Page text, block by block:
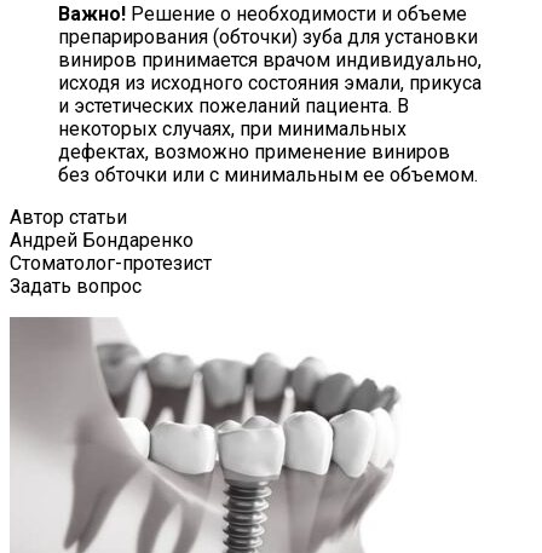
Важно! Решение о необходимости и объеме
препарирования (обточки) зуба для установки
виниров принимается врачом индивидуально,
исходя из исходного состояния эмали, прикуса
и эстетических пожеланий пациента. В
некоторых случаях, при минимальных
дефектах, возможно применение виниров
без обточки или с минимальным ее объемом.
Автор статьи
Андрей Бондаренко
Стоматолог-протезист
Задать вопрос